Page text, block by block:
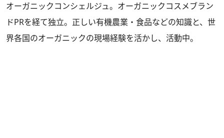
オーガニックコンシェルジュ。オーガニックコスメブラン
ドPRを経て独立。正しい有機農業・食品などの知識と、世
界各国のオーガニックの現場経験を活かし、活動中。